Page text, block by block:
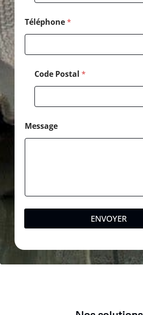
Téléphone*
Code Postal *
Message
ENVOYER